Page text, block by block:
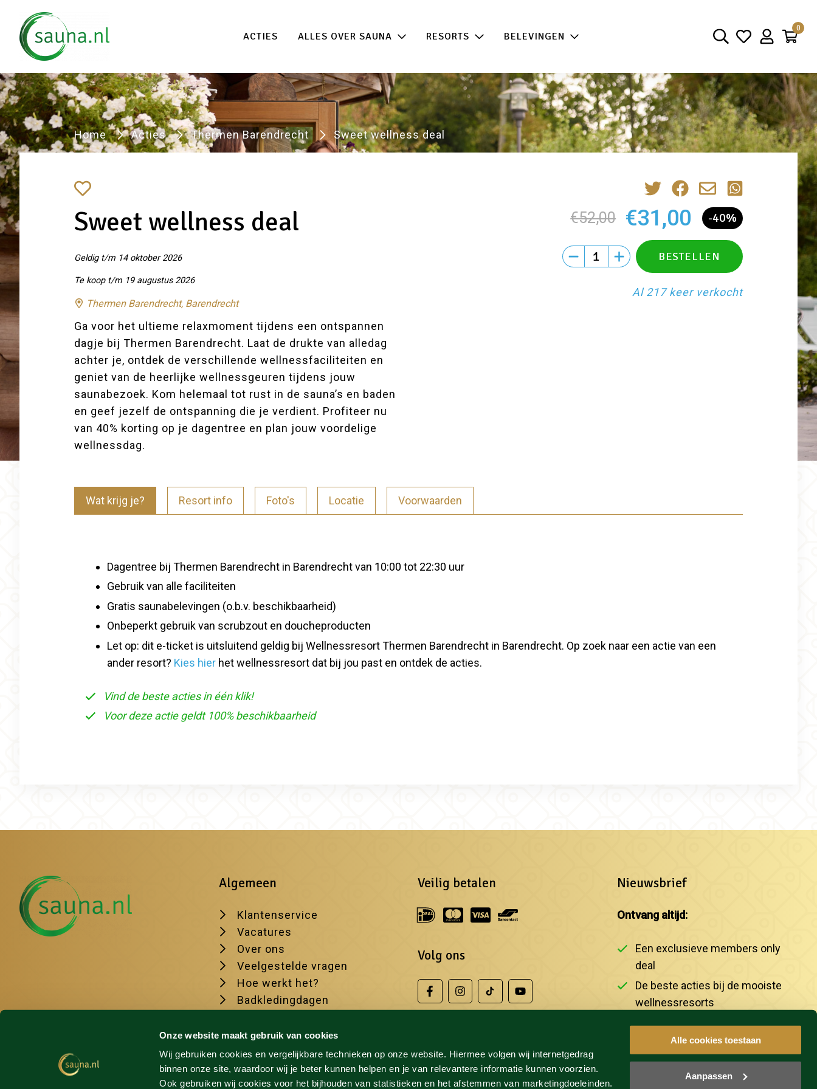
Onze website maakt gebruik van cookies
Wij gebruiken cookies en vergelijkbare technieken op onze website. Hiermee volgen wij internetgedrag
binnen onze site, waardoor wij je beter kunnen helpen en je van relevantere informatie kunnen voorzien.
Ook gebruiken wij cookies voor het bijhouden van statistieken en het afstemmen van marketingdoeleinden.
Alle cookies toestaan
Aanpassen
ACTIES ALLES OVER SAUNA RESORTS BELEVINGEN
0
Home Acties Thermen Barendrecht Sweet wellness deal
Sweet wellness deal
Geldig t/m 14 oktober 2026
Te koop t/m 19 augustus 2026
Thermen Barendrecht, Barendrecht
Ga voor het ultieme relaxmoment tijdens een ontspannen
dagje bij Thermen Barendrecht. Laat de drukte van alledag
achter je, ontdek de verschillende wellnessfaciliteiten en
geniet van de heerlijke wellnessgeuren tijdens jouw
saunabezoek. Kom helemaal tot rust in de sauna’s en baden
en geef jezelf de ontspanning die je verdient. Profiteer nu
van 40% korting op je dagentree en plan jouw voordelige
wellnessdag.
€52,00 €31,00 -40%
Al 217 keer verkocht
Wat krijg je? Resort info Foto's Locatie Voorwaarden
Dagentree bij Thermen Barendrecht in Barendrecht van 10:00 tot 22:30 uur
Gebruik van alle faciliteiten
Gratis saunabelevingen (o.b.v. beschikbaarheid)
Onbeperkt gebruik van scrubzout en doucheproducten
Let op: dit e-ticket is uitsluitend geldig bij Wellnessresort Thermen Barendrecht in Barendrecht. Op zoek naar een actie van een
ander resort? Kies hier het wellnessresort dat bij jou past en ontdek de acties.
Vind de beste acties in één klik!
Voor deze actie geldt 100% beschikbaarheid
Algemeen
Klantenservice
Vacatures
Over ons
Veelgestelde vragen
Hoe werkt het?
Badkledingdagen
Veilig betalen
Volg ons
Nieuwsbrief
Ontvang altijd:
Een exclusieve members only
deal
De beste acties bij de mooiste
wellnessresorts
Het laatste nieuws
INSCHRIJVEN